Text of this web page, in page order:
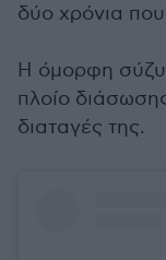
δύο χρόνια
Η όμορφη
πλοίο
διαταγές της.